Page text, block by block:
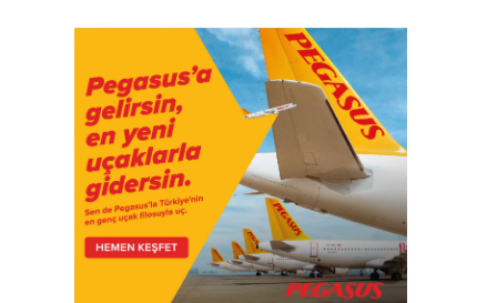
FIRMA HABERLERI • 04 AĞU 2026
TAV
HAVALIMANLARI’NDAN
CAPITAL 500 BAŞARISI!
FIRMA HABERLERI • 23 TEM 2026
SOCAR TÜRKIYE’DEN
İSTANBUL
HAVALIMANI’NDA KRITIK
PROJE HAMLESI